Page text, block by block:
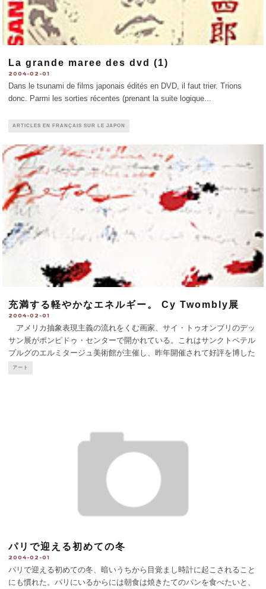
La grande maree des dvd (1)
2004-02-01
Dans le tsunami de films japonais édités en DVD, il faut trier. Trions
donc. Parmi les sorties récentes (prenant la suite logique
ARTICLES EN FRANÇAIS SUR LE JAPON
充満する軽やかなエネルギー。 Cy Twombly展
2004-02-01
アメリカ抽象表現主義の流れをくむ画家、サイ・トゥオンブリのデッ
サン展がポンピドゥ・センターで開かれている。これはサンクトペテル
ブルグのエルミタージュ美術館が主催し、昨年開催されて好評を博した
展覧会がパリに巡回して来たものだ。1953年から現在に至るまで、彼の
アート
パリで迎える初めての冬
2004-02-01
パリで迎える初めての冬、暗いうちから目覚まし時計に起こされること
にも慣れた。パリにいるからには朝食は焼きたてのパンを食べたいと、